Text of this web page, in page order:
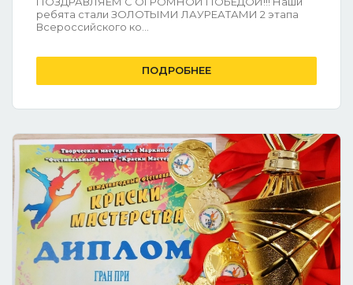
ребята стали ЗОЛОТЫМИ ЛАУРЕАТАМИ 2 этапа
Всероссийского ко...
ПОДРОБНЕЕ